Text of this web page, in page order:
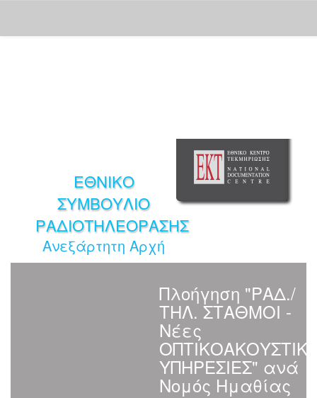
ΕΘΝΙΚΟ
ΣΥΜΒΟΥΛΙΟ
ΡΑΔΙΟΤΗΛΕΟΡΑΣΗΣ
Ανεξάρτητη Αρχή
Πλοήγηση "ΡΑΔ./
ΤΗΛ. ΣΤΑΘΜΟΙ -
Νέες
ΥΠΗΡΕΣΙΕΣ" ανά
Νομός Ημαθίας